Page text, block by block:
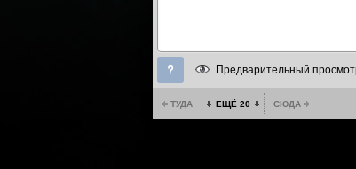
Предварительный
ТУДА ЕЩЁ 20 СЮДА